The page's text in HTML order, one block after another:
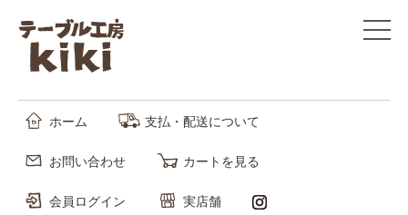
ホーム 支払・配送について
お問い合わせ カートを見る
会員ログイン 実店舗